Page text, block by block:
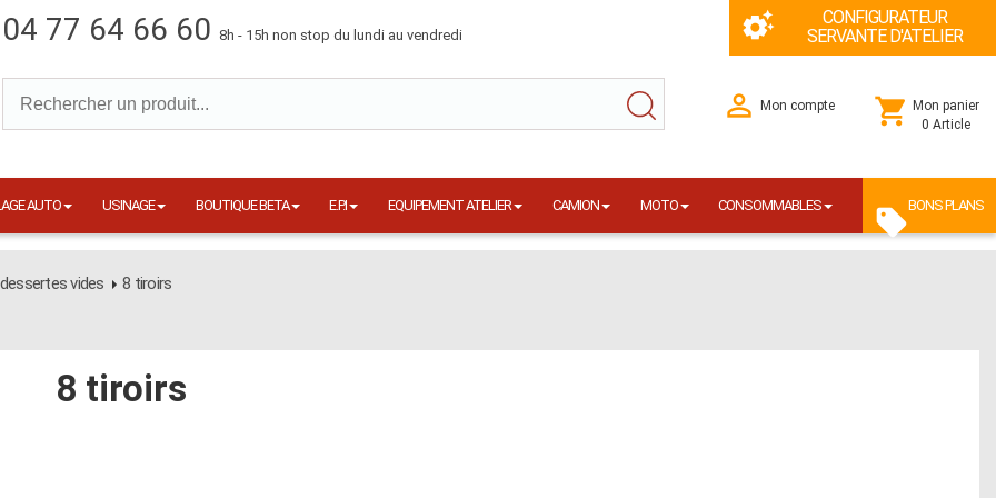
04 77 64 66 60 8h - 15h non stop du lundi au vendredi
CONFIGURATEUR
SERVANTE D'ATELIER
Mon compte
Mon panier
0 Article
AUTO USINAGE BOUTIQUE BETA E.P.I EQUIPEMENT ATELIER CAMION MOTO CONSOMMABLES BONS PLANS
vides 8 tiroirs
8 tiroirs